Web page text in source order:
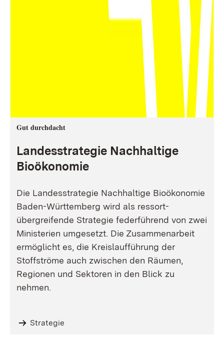
Gut durchdacht
Landesstrategie Nachhaltige
Bioökonomie
Die Landesstrategie Nachhaltige Bioökonomie
Baden-Württemberg wird als ressort-
übergreifende Strategie federführend von zwei
Ministerien umgesetzt. Die Zusammenarbeit
ermöglicht es, die Kreislaufführung der
Stoffströme auch zwischen den Räumen,
Regionen und Sektoren in den Blick zu
nehmen.
Strategie